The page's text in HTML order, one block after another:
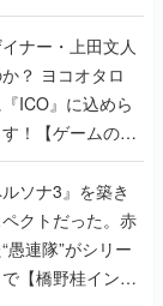
ナー・上田文人
？ ヨコオタロ
ICO』に込めら
！【ゲームの企
ソナ3』を築き
クトだった。赤
愚連隊”がシリー
【橋野桂インタ